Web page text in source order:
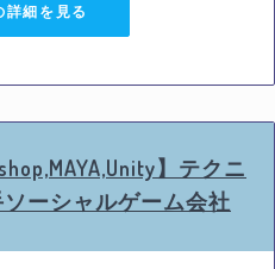
詳細を見る
】テクニ
ーシャルゲーム会社